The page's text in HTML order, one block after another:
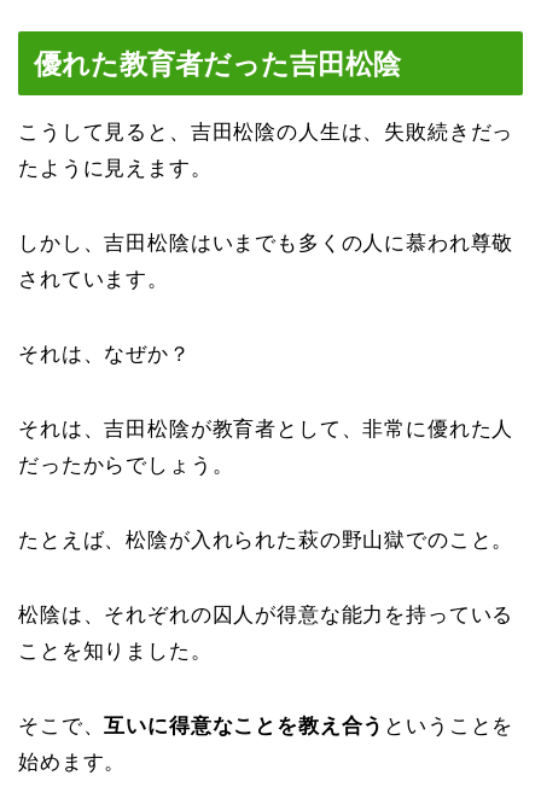
優れた教育者だった吉田松陰
こうして見ると、吉田松陰の人生は、失敗続きだっ
たように見えます。
しかし、吉田松陰はいまでも多くの人に慕われ尊敬
されています。
それは、なぜか？
それは、吉田松陰が教育者として、非常に優れた人
だったからでしょう。
たとえば、松陰が入れられた萩の野山獄でのこと。
松陰は、それぞれの囚人が得意な能力を持っている
ことを知りました。
そこで、互いに得意なことを教え合う ということを
始めます。